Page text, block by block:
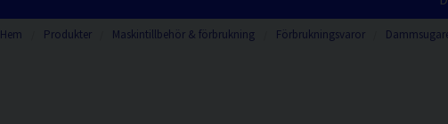
Hem Produkter Maskintillbehör & förbrukning Förbrukningsvaror